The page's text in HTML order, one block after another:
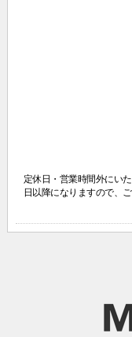
定休日・営業時間外にい
日以降になりますので、